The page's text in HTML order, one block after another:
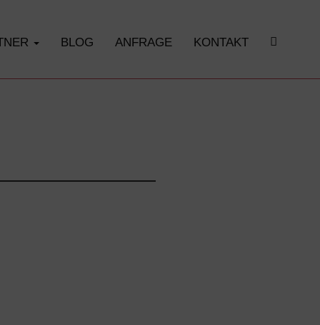
BLOG ANFRAGE KONTAKT